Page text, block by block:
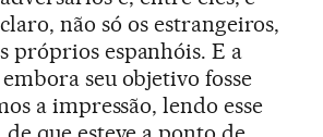
claro, não só os estrangeiros,
próprios espanhóis. E a
seu objetivo fosse
a impressão, lendo esse